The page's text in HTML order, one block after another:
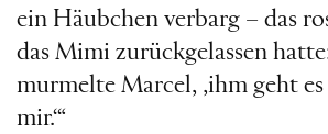
ein Häubchen verbarg – das
das Mimi zurückgelassen hatte:
murmelte Marcel, ‚ihm geht
mir.‘“